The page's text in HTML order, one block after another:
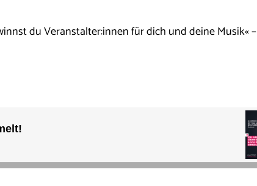
du Veranstalter:innen für dich und deine Musik«